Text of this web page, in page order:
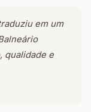
em um
qualidade e